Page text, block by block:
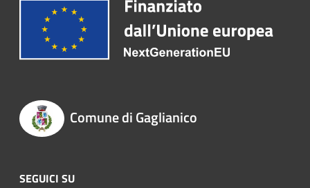
Comune di Gaglianico
SEGUICI SU